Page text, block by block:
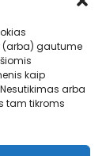
(arba) gautume
kaip
arba
tam tikroms